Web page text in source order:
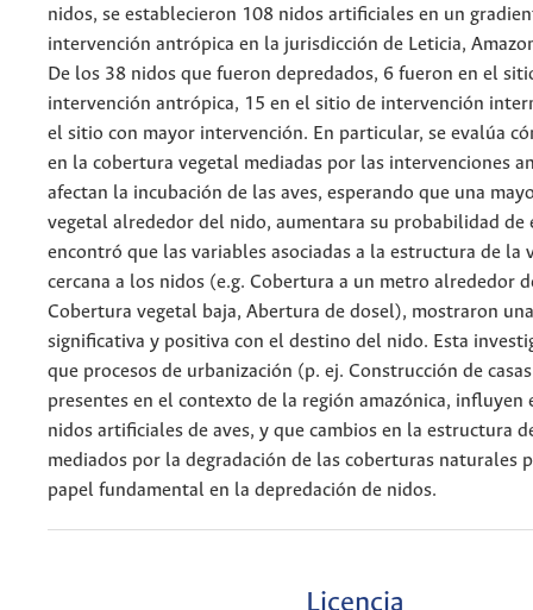
nidos, se establecieron 108 nidos artificiales en un
intervención antrópica en la jurisdicción de Leticia,
De los 38 nidos que fueron depredados, 6 fueron en el
intervención antrópica, 15 en el sitio de intervención
el sitio con mayor intervención. En particular, se evalúa
en la cobertura vegetal mediadas por las intervenciones
afectan la incubación de las aves, esperando que una
vegetal alrededor del nido, aumentara su probabilidad de
encontró que las variables asociadas a la estructura de la
cercana a los nidos (e.g. Cobertura a un metro alrededor
Cobertura vegetal baja, Abertura de dosel), mostraron
significativa y positiva con el destino del nido. Esta
que procesos de urbanización (p. ej. Construcción de
presentes en el contexto de la región amazónica, influyen
nidos artificiales de aves, y que cambios en la estructura
mediados por la degradación de las coberturas naturales
papel fundamental en la depredación de nidos.
Licencia